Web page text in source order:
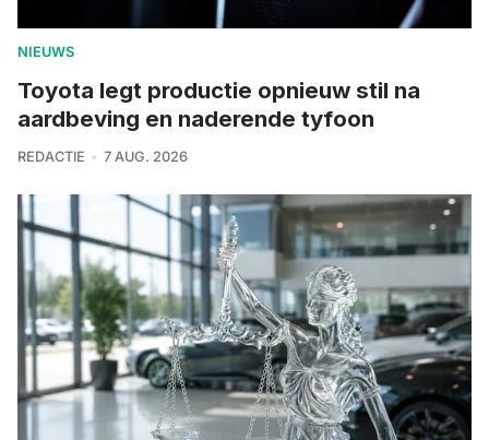
NIEUWS
Toyota legt productie opnieuw stil na
aardbeving en naderende tyfoon
REDACTIE 7 AUG. 2026